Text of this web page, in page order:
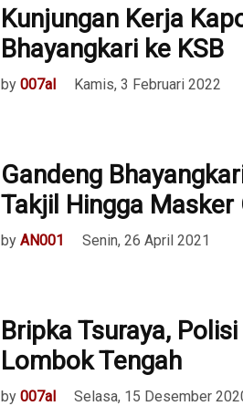
Kunjungan Kerja
Bhayangkari ke KSB
by 007al Kamis, 3 Februari 2022
Gandeng
Takjil Hingga Masker
by AN001 Senin, 26 April 2021
Bripka Tsuraya,
Lombok Tengah
by 007al Selasa, 15 Desember